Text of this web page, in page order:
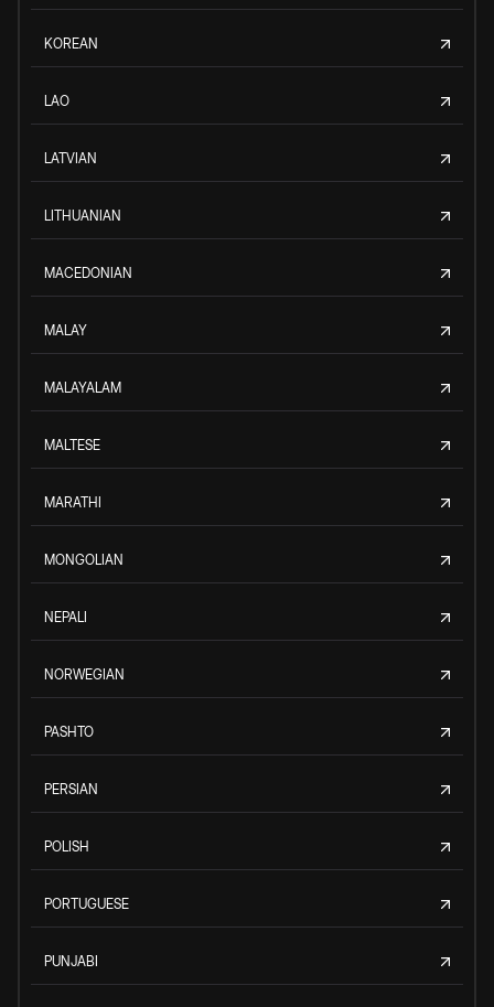
KOREAN
LAO
LATVIAN
LITHUANIAN
MACEDONIAN
MALAY
MALAYALAM
MALTESE
MARATHI
MONGOLIAN
NEPALI
NORWEGIAN
PASHTO
PERSIAN
POLISH
PORTUGUESE
PUNJABI